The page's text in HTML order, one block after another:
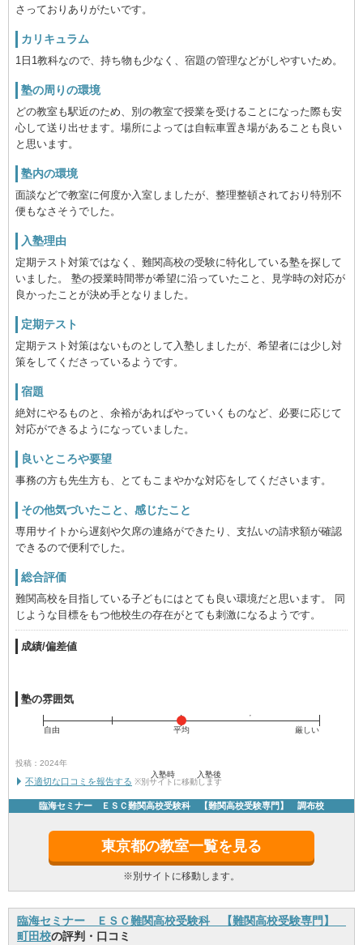
さっておりありがたいです。
カリキュラム
1日1教科なので、持ち物も少なく、宿題の管理などがしやすいため。
塾の周りの環境
どの教室も駅近のため、別の教室で授業を受けることになった際も安
心して送り出せます。場所によっては自転車置き場があることも良い
と思います。
塾内の環境
面談などで教室に何度か入室しましたが、整理整頓されており特別不
便もなさそうでした。
入塾理由
定期テスト対策ではなく、難関高校の受験に特化している塾を探して
いました。 塾の授業時間帯が希望に沿っていたこと、見学時の対応が
良かったことが決め手となりました。
定期テスト
定期テスト対策はないものとして入塾しましたが、希望者には少し対
策をしてくださっているようです。
宿題
絶対にやるものと、余裕があればやっていくものなど、必要に応じて
対応ができるようになっていました。
良いところや要望
事務の方も先生方も、とてもこまやかな対応をしてくださいます。
その他気づいたこと、感じたこと
専用サイトから遅刻や欠席の連絡ができたり、支払いの請求額が確認
できるので便利でした。
総合評価
難関高校を目指している子どもにはとても良い環境だと思います。 同
じような目標をもつ他校生の存在がとても刺激になるようです。
成績/偏差値
入塾時 入塾後
塾の雰囲気
自由 平均 厳しい
投稿：2024年
不適切な口コミを報告する ※別サイトに移動します
臨海セミナー ＥＳＣ難関高校受験科 【難関高校受験専門】 調布校
東京都の教室一覧を見る
※別サイトに移動します。
臨海セミナー ＥＳＣ難関高校受験科 【難関高校受験専門】
町田校の評判・口コミ